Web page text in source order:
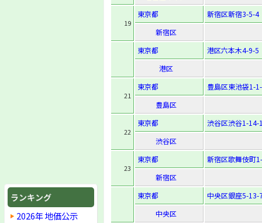
ランキング
2026年 地価公示
19
東京都
新宿区新宿3-5-4
新宿区
東京都
港区六本木4-9-5
港区
21
東京都
豊島区東池袋1-
豊島区
22
東京都
渋谷区渋谷1-14-
渋谷区
23
東京都
新宿区歌舞伎町
新宿区
東京都
中央区銀座5-13-
中央区